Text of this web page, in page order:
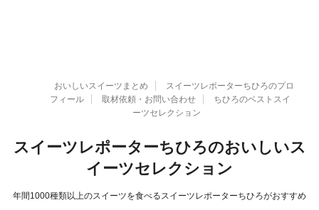
おいしいスイーツまとめ
スイーツレポーターちひろのプロ
フィール
取材依頼・お問い合わせ
ちひろのベストスイ
ーツセレクション
スイーツレポーターちひろのおいしいス
イーツセレクション
年間1000種類以上のスイーツを食べるスイーツレポーターちひろがおすすめ